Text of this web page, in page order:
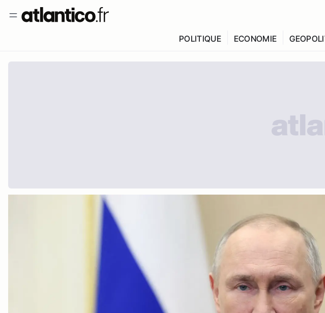
POLITIQUE ECONOMIE